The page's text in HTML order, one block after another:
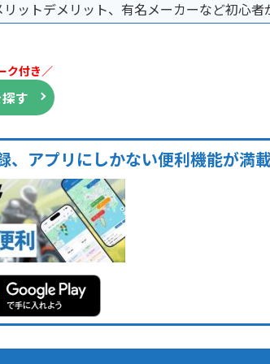
ットデメリット、有名メーカーなど初心者
ク付き／
す
アプリにしかない便利機能が満載